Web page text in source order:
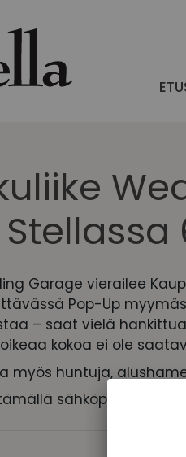
Garage vierailee
Pop-Up
– saat vielä
kokoa ei ole
myös huntuja,
sähköpostia